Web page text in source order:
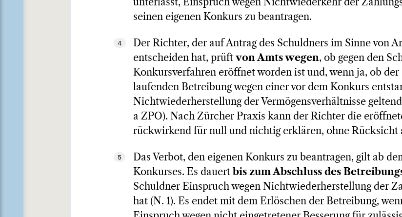
unterlässt, Einspruch wegen Nichtwiederkehr der
seinen eigenen Konkurs zu beantragen.
4
Der Richter, der auf Antrag des Schuldners im Sinne von
entscheiden hat, prüftvon Amts wegen, ob gegen den
Konkursverfahren eröffnet worden ist und, wenn ja, ob
laufenden Betreibung wegen einer vor dem Konkurs
Nichtwiederherstellung der Vermögensverhältnisse
a ZPO). Nach Zürcher Praxis kann der Richter die
rückwirkend für null und nichtig erklären, ohne Rücksicht
5
Das Verbot, den eigenen Konkurs zu beantragen, gilt ab
Konkurses. Es dauert bis zum Abschluss des
Schuldner Einspruch wegen Nichtwiederherstellung der
hat (N. 1). Es endet mit dem Erlöschen der Betreibung,